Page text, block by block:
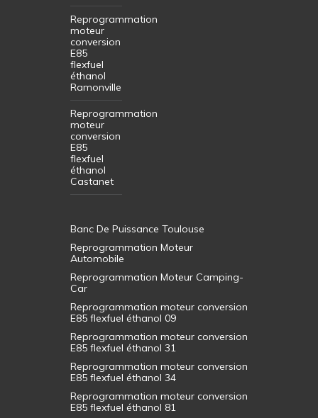
Reprogrammation
moteur
conversion
E85
flexfuel
éthanol
Ramonville
Reprogrammation
moteur
conversion
E85
flexfuel
éthanol
Castanet
Banc De Puissance Toulouse
Reprogrammation Moteur
Automobile
Reprogrammation Moteur Camping-
Car
Reprogrammation moteur conversion
E85 flexfuel éthanol 09
Reprogrammation moteur conversion
E85 flexfuel éthanol 31
Reprogrammation moteur conversion
E85 flexfuel éthanol 34
Reprogrammation moteur conversion
E85 flexfuel éthanol 81